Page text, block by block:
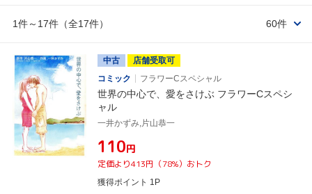
1件～17件（全17件） 60件
中古
店舗受取可
コミック
フラワーCスペシャル
世界の中心で、愛をさけぶ フラワーCスペシ
ャル
一井かずみ,片山恭一
¥110円
定価より413円（78%）おトク
獲得ポイント 1P